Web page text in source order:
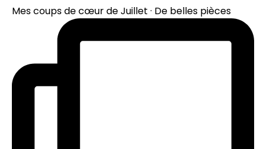
Mes coups de cœur de Juillet · De belles pièces